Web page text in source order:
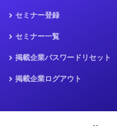
セミナー登録
セミナー一覧
掲載企業パスワードリセット
掲載企業ログアウト